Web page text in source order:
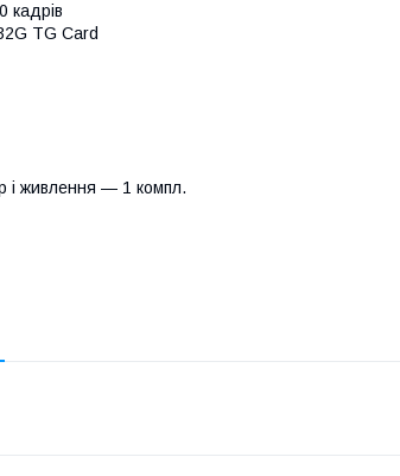
кадрів
TG Card
і живлення — 1 компл.